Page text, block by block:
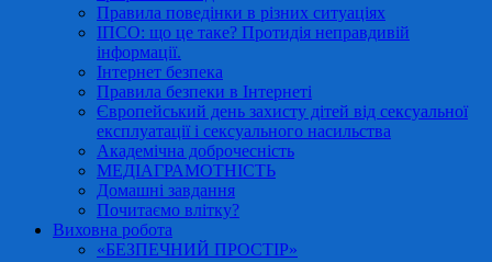
Правила поведінки в різних ситуаціях
ІПСО: що це таке? Протидія неправдивій
інформації.
Інтернет безпека
Правила безпеки в Інтернеті
Європейський день захисту дітей від сексуальної
експлуатації і сексуального насильства
Академічна доброчесність
МЕДІАГРАМОТНІСТЬ
Домашні завдання
Почитаємо влітку?
Виховна робота
«БЕЗПЕЧНИЙ ПРОСТІР»